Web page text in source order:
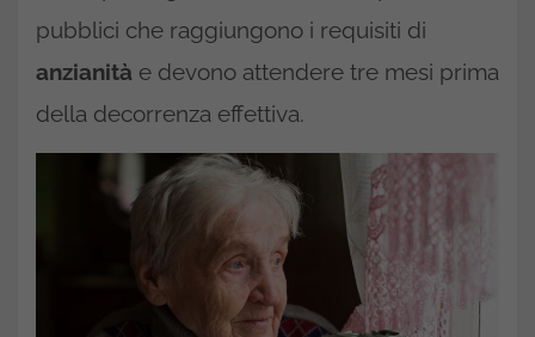
pubblici che raggiungono i requisiti di
anzianità e devono attendere tre mesi prima
della decorrenza effettiva.